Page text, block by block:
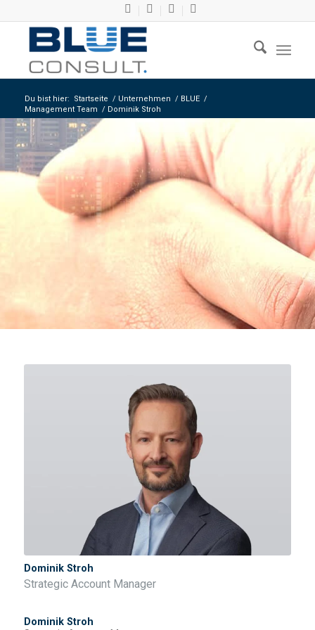
Du bist hier: Startseite / Unternehmen / BLUE /
Management Team / Dominik Stroh
Dominik Stroh
Strategic Account Manager
Dominik Stroh